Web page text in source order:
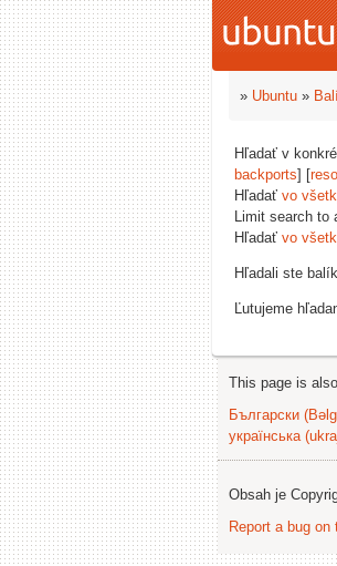
» Ubuntu »
Hľadať v
backports] [
Hľadať vo
Limit search to
Hľadať vo
Hľadali ste
Ľutujeme
This page is
Български
українська
Obsah je
Report a bug on